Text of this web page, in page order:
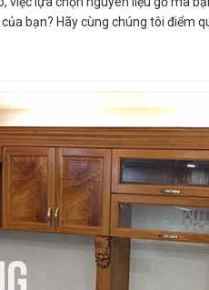
bạn? Hãy cùng chúng tôi điểm